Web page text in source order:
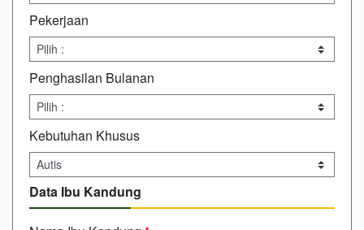
Pekerjaan
Penghasilan Bulanan
Kebutuhan Khusus
Data Ibu Kandung